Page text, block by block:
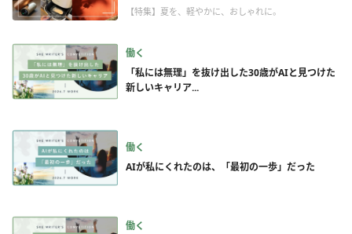
【特集】夏を、軽やかに、おしゃれに。
働く
「私には無理」を抜け出した30歳がAIと見つけた
新しいキャリア...
働く
AIが私にくれたのは、「最初の一歩」だった
働く